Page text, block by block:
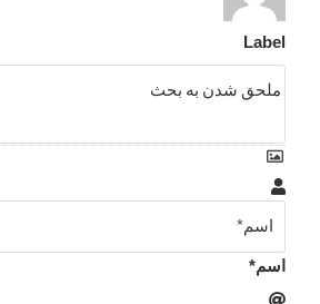
Label
اسم*